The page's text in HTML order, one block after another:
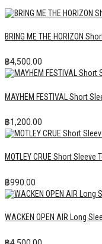
BRING ME THE HORIZON
฿4,500.00
MAYHEM FESTIVAL Short
฿1,200.00
MOTLEY CRUE Short Sleeve
฿990.00
WACKEN OPEN AIR Long